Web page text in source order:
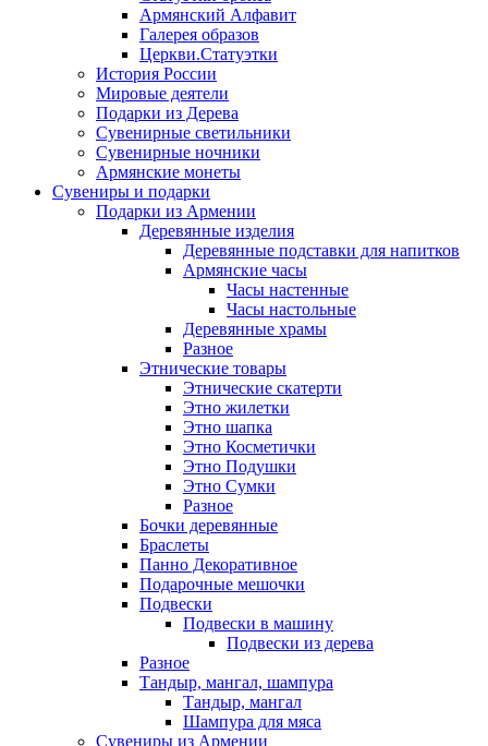
Армянский Алфавит
Галерея образов
Церкви.Статуэтки
История России
Мировые деятели
Подарки из Дерева
Сувенирные светильники
Сувенирные ночники
Армянские монеты
Сувениры и подарки
Подарки из Армении
Деревянные изделия
Деревянные подставки для напитков
Армянские часы
Часы настенные
Часы настольные
Деревянные храмы
Разное
Этнические товары
Этнические скатерти
Этно жилетки
Этно шапка
Этно Косметички
Этно Подушки
Этно Сумки
Разное
Бочки деревянные
Браслеты
Панно Декоративное
Подарочные мешочки
Подвески
Подвески в машину
Подвески из дерева
Разное
Тандыр, мангал, шампура
Тандыр, мангал
Шампура для мяса
Сувениры из Армении